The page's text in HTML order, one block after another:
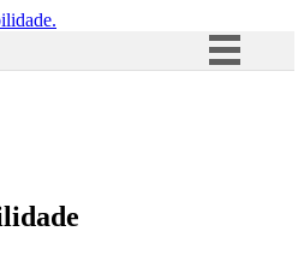
Acesso à informação